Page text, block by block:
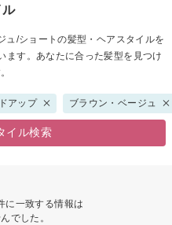
ル
ュ/ショートの髪型・ヘアスタイルを
ます。あなたに合った髪型を見つけ
アップ ブラウン・ベージュ
イル検索
に一致する情報は
でした。